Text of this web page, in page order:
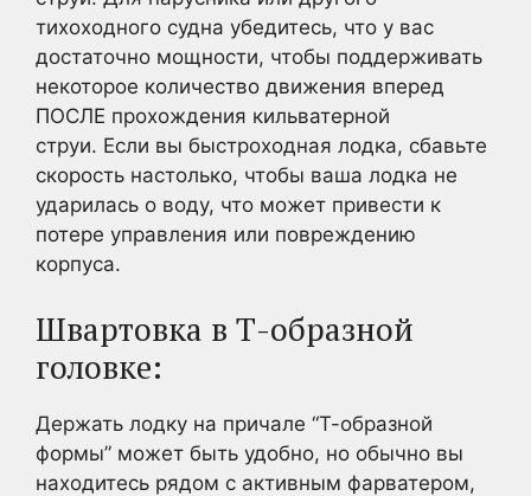
тихоходного судна убедитесь, что у вас
достаточно мощности, чтобы поддерживать
некоторое количество движения вперед
ПОСЛЕ прохождения кильватерной
струи. Если вы быстроходная лодка, сбавьте
скорость настолько, чтобы ваша лодка не
ударилась о воду, что может привести к
потере управления или повреждению
корпуса.
Швартовка в Т-образной
головке:
Держать лодку на причале “Т-образной
формы” может быть удобно, но обычно вы
находитесь рядом с активным фарватером,